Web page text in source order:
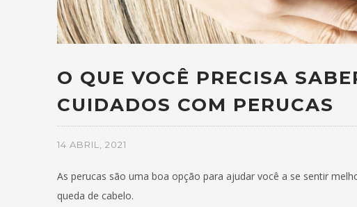
O QUE VOCÊ PRECISA
CUIDADOS COM PERUCAS
14 ABRIL, 2021
As perucas são uma boa opção para ajudar você a se sentir
queda de cabelo.